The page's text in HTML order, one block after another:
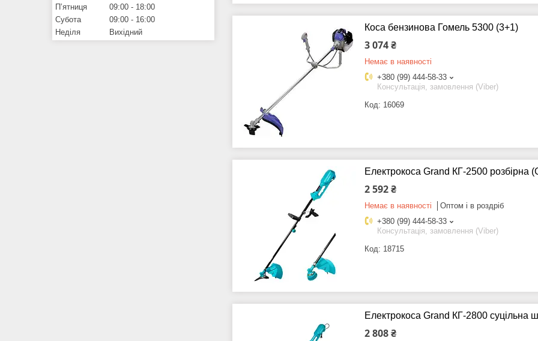
Коса бензинова Гомель 5300 (3+1)
3 074 ₴
Немає в наявності
+380 (99) 444-58-33
Консультація, замовлення (Viber)
16069
Електрокоса Grand КГ-2500 розбірна
2 592 ₴
Немає в наявності
Оптом і в роздріб
+380 (99) 444-58-33
Консультація, замовлення (Viber)
18715
Електрокоса Grand КГ-2800 суцільна
2 808 ₴
Пʼятниця
09:00
18:00
Субота
09:00
16:00
Неділя
Вихідний